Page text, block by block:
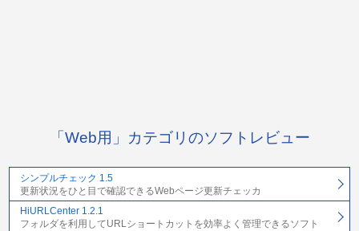
「Web用」カテゴリのソフトレビュー
シンプルチェック 1.5
更新状況をひと目で確認できるWebページ更新チェッカ
HiURLCenter 1.2.1
フォルダを利用してURLショートカットを効率よく管理できるソフト